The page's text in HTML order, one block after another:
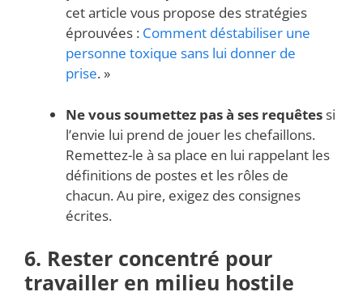
cet article vous propose des stratégies
éprouvées : Comment déstabiliser une
personne toxique sans lui donner de
prise. »
Ne vous soumettez pas à ses requêtes si
l’envie lui prend de jouer les chefaillons.
Remettez-le à sa place en lui rappelant les
définitions de postes et les rôles de
chacun. Au pire, exigez des consignes
écrites.
6. Rester concentré pour
travailler en milieu hostile